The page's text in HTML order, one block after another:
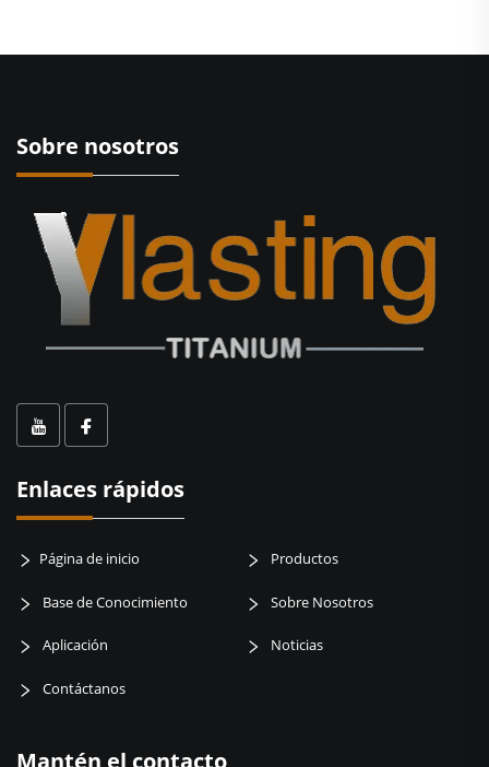
Sobre nosotros
Enlaces rápidos
Página de inicio Productos
Base de Conocimiento Sobre Nosotros
Aplicación Noticias
Contáctanos
Mantén el contacto